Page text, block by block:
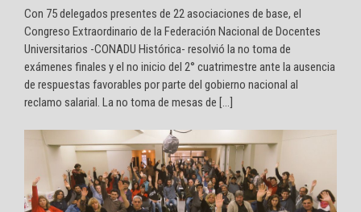
Con 75 delegados presentes de 22 asociaciones de base, el
Congreso Extraordinario de la Federación Nacional de Docentes
Universitarios -CONADU Histórica- resolvió la no toma de
exámenes finales y el no inicio del 2° cuatrimestre ante la ausencia
de respuestas favorables por parte del gobierno nacional al
reclamo salarial. La no toma de mesas de […]